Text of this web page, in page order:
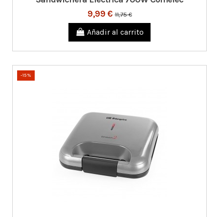
9,99 €11,75 €
Añadir al carrito
-15%